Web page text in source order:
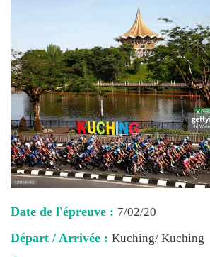
Date de l'épreuve : 7/02/20
Départ / Arrivée : Kuching/ Kuching